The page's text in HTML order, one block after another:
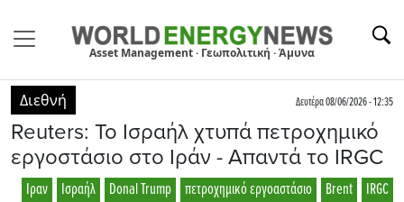
Asset Management · Γεωπολιτική · Άμυνα
Διεθνή Δευτέρα 08/06/2026 - 12:35
Reuters: Το Ισραήλ χτυπά πετροχημικό
εργοστάσιο στο Ιράν - Απαντά το IRGC
IRGC
Brent
πετροχημικό εργοαστάσιο
Donal Trump
Ισραήλ
Ιραν